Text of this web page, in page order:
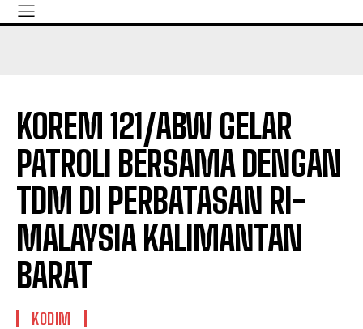
KOREM 121/ABW GELAR
PATROLI BERSAMA DENGAN
TDM DI PERBATASAN RI-
MALAYSIA KALIMANTAN
BARAT
KODIM